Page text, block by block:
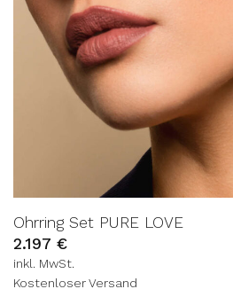
Ohrring Set PURE LOVE
2.197 €
inkl. MwSt.
Kostenloser Versand